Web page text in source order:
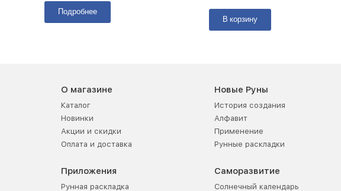
Подробнее
В корзину
О магазине
Каталог
Новинки
Акции и скидки
Оплата и доставка
Приложения
Рунная раскладка
Новые Руны
История создания
Алфавит
Применение
Рунные раскладки
Саморазвитие
Солнечный календарь